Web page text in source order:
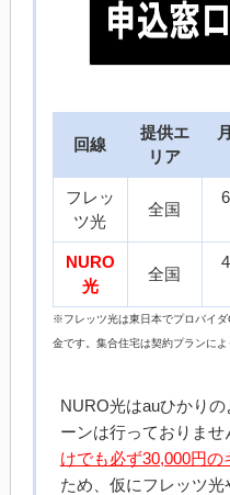
回線
提供エ
リア
フレッ
ツ光
全国
NURO
光
全国
※フレッツ光は東日本でプロバイ
金です。集合住宅は契約プランによ
NURO光はauひかり
ーンは行っておりませ
けでも必ず30,000円の
ため、仮にフレッツ